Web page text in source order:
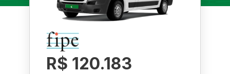
R$ 120.183